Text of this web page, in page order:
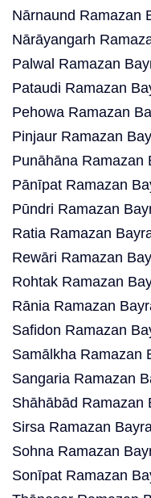
Nārnaund Ramazan
Nārāyangarh
Palwal Ramazan
Pataudi Ramazan
Pehowa Ramazan
Pinjaur Ramazan
Punāhāna Ramazan
Pānīpat Ramazan
Pūndri Ramazan
Ratia Ramazan
Rewāri Ramazan
Rohtak Ramazan
Rānia Ramazan
Safidon Ramazan
Samālkha Ramazan
Sangaria Ramazan
Shāhābād Ramazan
Sirsa Ramazan
Sohna Ramazan
Sonīpat Ramazan